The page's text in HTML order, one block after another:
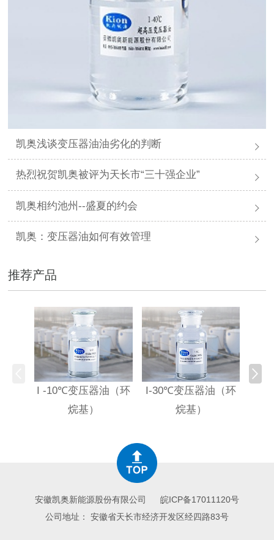
凯奥浅谈变压器油油劣化的判断
热烈祝贺凯奥被评为天长市“三十强企业”
凯奥相约池州--盛夏的约会
凯奥：变压器油如何有效管理
推荐产品
I -10℃变压器油（环
烷基）
I-30℃变压器油（环
烷基）
安徽凯奥新能源股份有限公司
皖ICP备17011120号
公司地址： 安徽省天长市经济开发区经四路83号